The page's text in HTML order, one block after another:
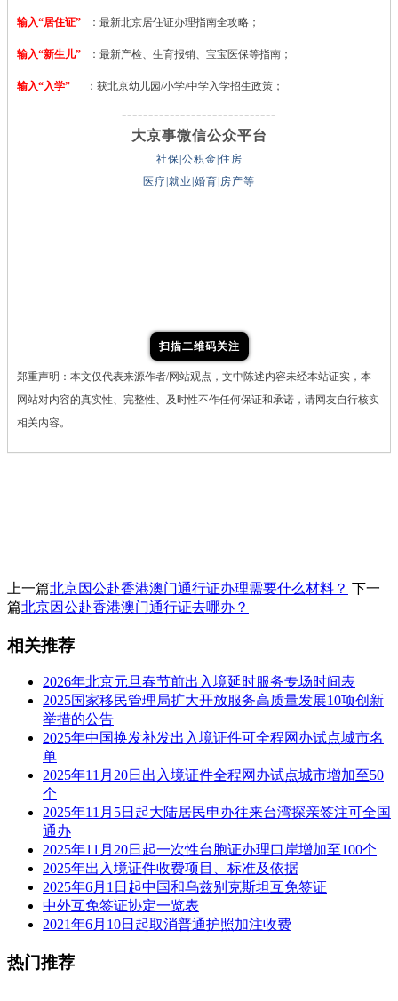
输入“居住证” ：最新北京居住证办理指南全攻略；
输入“新生儿” ：最新产检、生育报销、宝宝医保等指南；
输入“入学” ：获北京幼儿园/小学/中学入学招生政策；
-----------------------------
大京事微信公众平台
社保|公积金|住房
医疗|就业|婚育|房产等
扫描二维码关注
郑重声明：本文仅代表来源作者/网站观点，文中陈述内容未经本站证实，本
网站对内容的真实性、完整性、及时性不作任何保证和承诺，请网友自行核实
相关内容。
上一篇北京因公赴香港澳门通行证办理需要什么材料？ 下一
篇北京因公赴香港澳门通行证去哪办？
相关推荐
2026年北京元旦春节前出入境延时服务专场时间表
2025国家移民管理局扩大开放服务高质量发展10项创新
举措的公告
2025年中国换发补发出入境证件可全程网办试点城市名
单
2025年11月20日出入境证件全程网办试点城市增加至50
个
2025年11月5日起大陆居民申办往来台湾探亲签注可全国
通办
2025年11月20日起一次性台胞证办理口岸增加至100个
2025年出入境证件收费项目、标准及依据
2025年6月1日起中国和乌兹别克斯坦互免签证
中外互免签证协定一览表
2021年6月10日起取消普通护照加注收费
热门推荐